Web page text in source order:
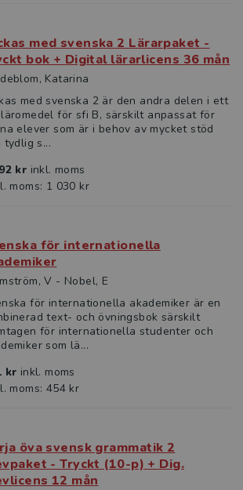
med svenska 2 Lärarpaket -
bok + Digital lärarlicens 36 mån
Katarina
med svenska 2 är den andra delen i ett
för sfi B, särskilt anpassat för
elever som är i behov av mycket stöd
tydlig s...
kr inkl. moms
moms: 1 030 kr
för internationella
V - Nobel, E
för internationella akademiker är en
text- och övningsbok särskilt
för internationella studenter och
som lä...
kr inkl. moms
moms: 454 kr
öva svensk grammatik 2
- Tryckt (10-p) + Dig.
12 mån